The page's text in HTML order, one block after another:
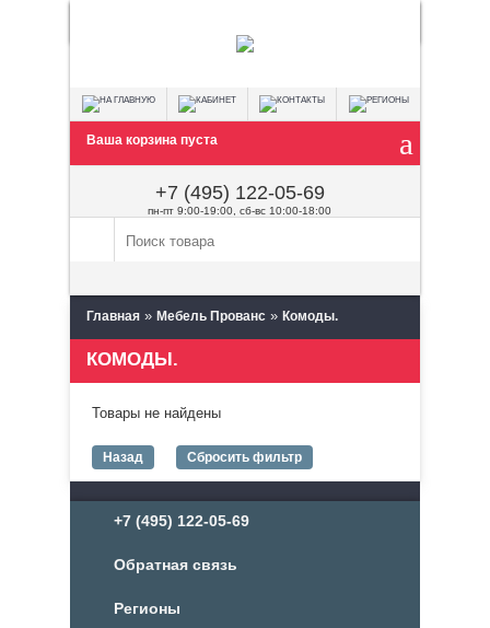
Ваша корзина пуста
+7 (495) 122-05-69
пн-пт 9:00-19:00, сб-вс 10:00-18:00
Главная » Мебель Прованс » Комоды.
КОМОДЫ.
Товары не найдены
Назад Сбросить фильтр
+7 (495) 122-05-69
Обратная связь
Регионы